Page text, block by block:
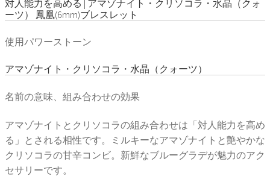
対人能力を高める | アマゾナイト・クリソコラ・水晶（クォ
ーツ） 鳳凰(6mm)ブレスレット
使用パワーストーン
アマゾナイト・クリソコラ・水晶（クォーツ）
名前の意味、組み合わせの効果
アマゾナイトとクリソコラの組み合わせは「対人能力を高め
る」とされる相性です。ミルキーなアマゾナイトと艶やかな
クリソコラの甘辛コンビ。新鮮なブルーグラデが魅力のアク
セサリーです。